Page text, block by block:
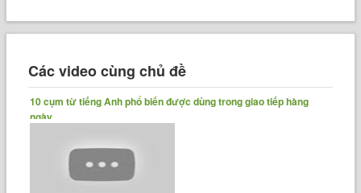
Các video cùng chủ đề
10 cụm từ tiếng Anh phổ biến được dùng trong giao tiếp hàng
ngày